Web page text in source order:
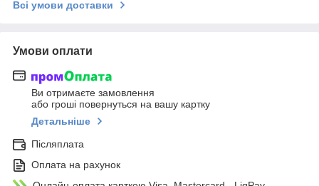
Всі умови доставки
Умови оплати
Ви отримаєте замовлення
або гроші повернуться на вашу картку
Детальніше
Післяплата
Оплата на рахунок